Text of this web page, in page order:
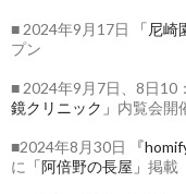
■ 2024年9月17日 「尼
プン
■ 2024年9月7日、8日10
鏡クリニック」 内覧会開
■2024年8月30日
『
に 「阿倍野の長屋」 掲載